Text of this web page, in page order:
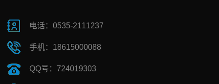
电话：0535-2111237
手机：18615000088
QQ号：724019303